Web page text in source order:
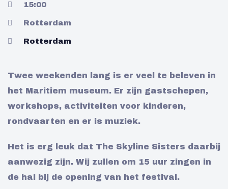
15:00
Rotterdam
Rotterdam
Twee weekenden lang is er veel te beleven in
het Maritiem museum. Er zijn gastschepen,
workshops, activiteiten voor kinderen,
rondvaarten en er is muziek.
Het is erg leuk dat The Skyline Sisters daarbij
aanwezig zijn. Wij zullen om 15 uur zingen in
de hal bij de opening van het festival.